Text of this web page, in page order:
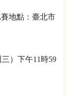
賽地點： 臺北市
）下午11時59